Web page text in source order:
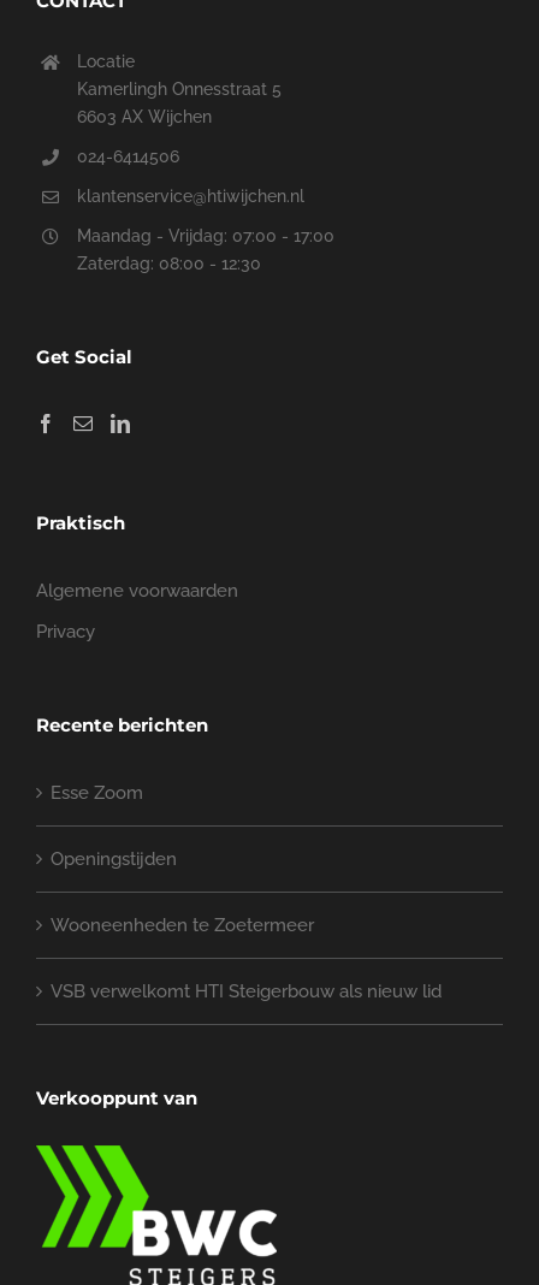
Locatie
Kamerlingh Onnesstraat 5
6603 AX Wijchen
024-6414506
klantenservice@htiwijchen.nl
Maandag - Vrijdag: 07:00 - 17:00
Zaterdag: 08:00 - 12:30
Get Social
Praktisch
Algemene voorwaarden
Privacy
Recente berichten
Esse Zoom
Openingstijden
Wooneenheden te Zoetermeer
VSB verwelkomt HTI Steigerbouw als nieuw lid
Verkooppunt van